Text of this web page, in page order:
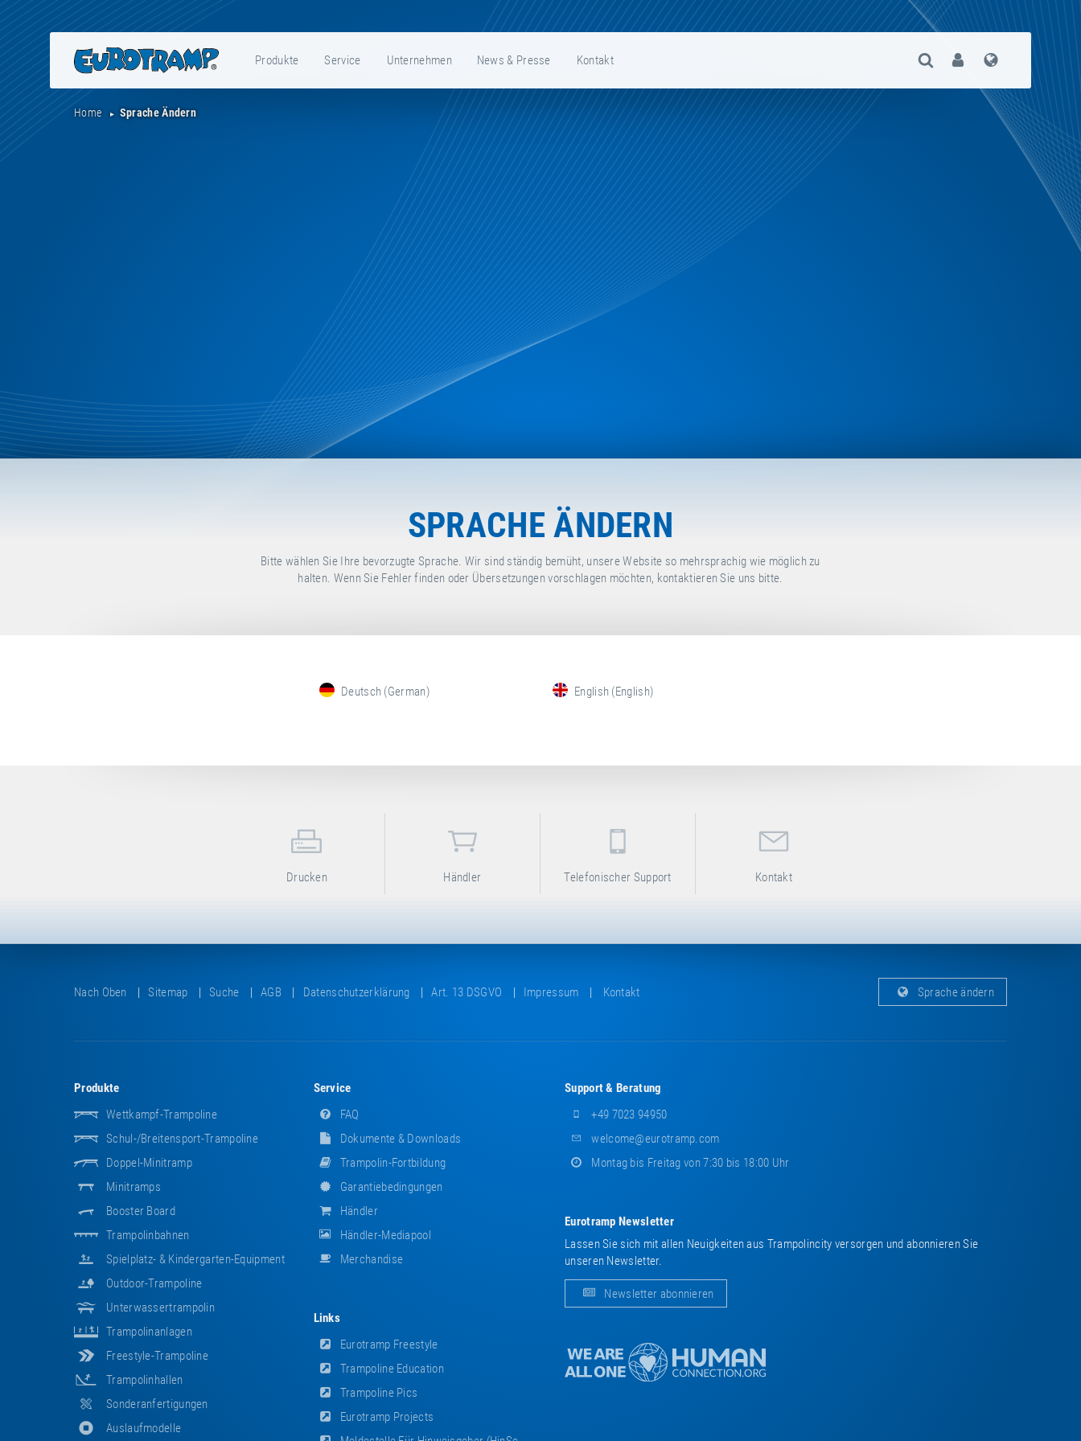
Produkte Service Unternehmen News & Presse Kontakt Suche Öffnen
User Sprache
Home Sprache Ändern
SPRACHE ÄNDERN
Bitte wählen Sie Ihre bevorzugte Sprache. Wir sind ständig bemüht, unsere Website so mehrsprachig wie möglich zu
halten. Wenn Sie Fehler finden oder Übersetzungen vorschlagen möchten, kontaktieren Sie uns bitte.
Deutsch (German) English (English)
Drucken Händler Telefonischer Support Kontakt
Nach Oben Sitemap Suche AGB Datenschutzerklärung Art. 13 DSGVO Impressum Kontakt Sprache ändern
Produkte
Wettkampf-Trampoline
Schul-/Breitensport-Trampoline
Doppel-Minitramp
Minitramps
Booster Board
Trampolinbahnen
Spielplatz- & Kindergarten-Equipment
Outdoor-Trampoline
Unterwassertrampolin
Trampolinanlagen
Freestyle-Trampoline
Trampolinhallen
Sonderanfertigungen
Auslaufmodelle
Service
FAQ
Dokumente & Downloads
Trampolin-Fortbildung
Garantiebedingungen
Händler
Händler-Mediapool
Merchandise
Links
Eurotramp Freestyle
Trampoline Education
Trampoline Pics
Eurotramp Projects
Support & Beratung
+49 7023 94950
welcome@eurotramp.com
Montag bis Freitag von 7:30 bis 18:00 Uhr
Eurotramp Newsletter
Lassen Sie sich mit allen Neuigkeiten aus Trampolincity versorgen und abonnieren Sie
unseren Newsletter.
Newsletter abonnieren